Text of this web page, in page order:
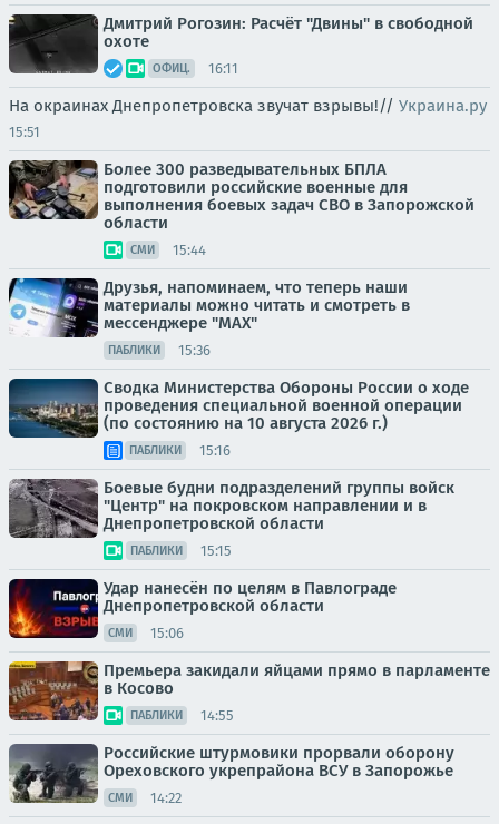
Дмитрий Рогозин: Расчёт "Двины" в свободной
охоте
ОФИЦ. 16:11
На окраинах Днепропетровска звучат взрывы!// Украина.ру
15:51
Более 300 разведывательных БПЛА
подготовили российские военные для
выполнения боевых задач СВО в Запорожской
области
СМИ 15:44
Друзья, напоминаем, что теперь наши
материалы можно читать и смотреть в
мессенджере "МАХ"
ПАБЛИКИ 15:36
Сводка Министерства Обороны России о ходе
проведения специальной военной операции
(по состоянию на 10 августа 2026 г.)
ПАБЛИКИ 15:16
Боевые будни подразделений группы войск
"Центр" на покровском направлении и в
Днепропетровской области
ПАБЛИКИ 15:15
Удар нанесён по целям в Павлограде
Днепропетровской области
СМИ 15:06
Премьера закидали яйцами прямо в парламенте
в Косово
ПАБЛИКИ 14:55
Российские штурмовики прорвали оборону
Ореховского укрепрайона ВСУ в Запорожье
СМИ 14:22